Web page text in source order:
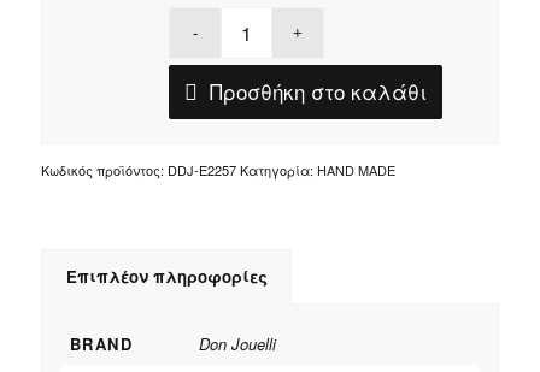
Προσθήκη στο καλάθι
Κωδικός προϊόντος: DDJ-E2257 Κατηγορία: HAND MADE
Επιπλέον πληροφορίες
BRAND
Don Jouelli